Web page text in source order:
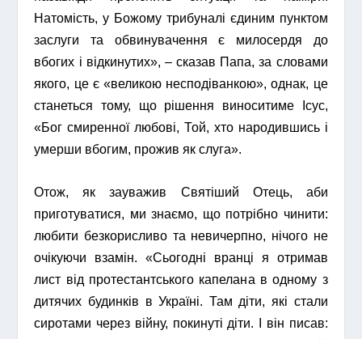
Натомість, у Божому трибуналі єдиним пунктом
заслуги та обвинувачення є милосердя до
вбогих і відкинутих», – сказав Папа, за словами
якого, це є «великою несподіванкою», однак, це
станеться тому, що рішення виноситиме Ісус,
«Бог смиренної любові, Той, хто народившись і
умерши вбогим, прожив як слуга».
Отож, як зауважив Святіший Отець, аби
приготуватися, ми знаємо, що потрібно чинити:
любити безкорисливо та невичерпно, нічого не
очікуючи взамін. «Сьогодні вранці я отримав
лист від протестантського капелана в одному з
дитячих будинків в Україні. Там діти, які стали
сиротами через війну, покинуті діти. І він писав: